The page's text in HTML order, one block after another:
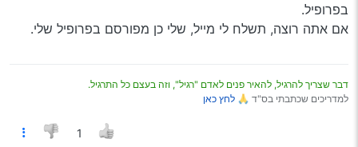
בפרופיל.
אם אתה רוצה, תשלח לי מייל, שלי כן מפורסם בפרופיל שלי.
דבר שצריך להרגיל, להאיר פנים לאדם "רגיל", וזה בעצם כל התרגיל.
למדריכים שכתבתי בס"ד 🙏 לחץ כאן
1